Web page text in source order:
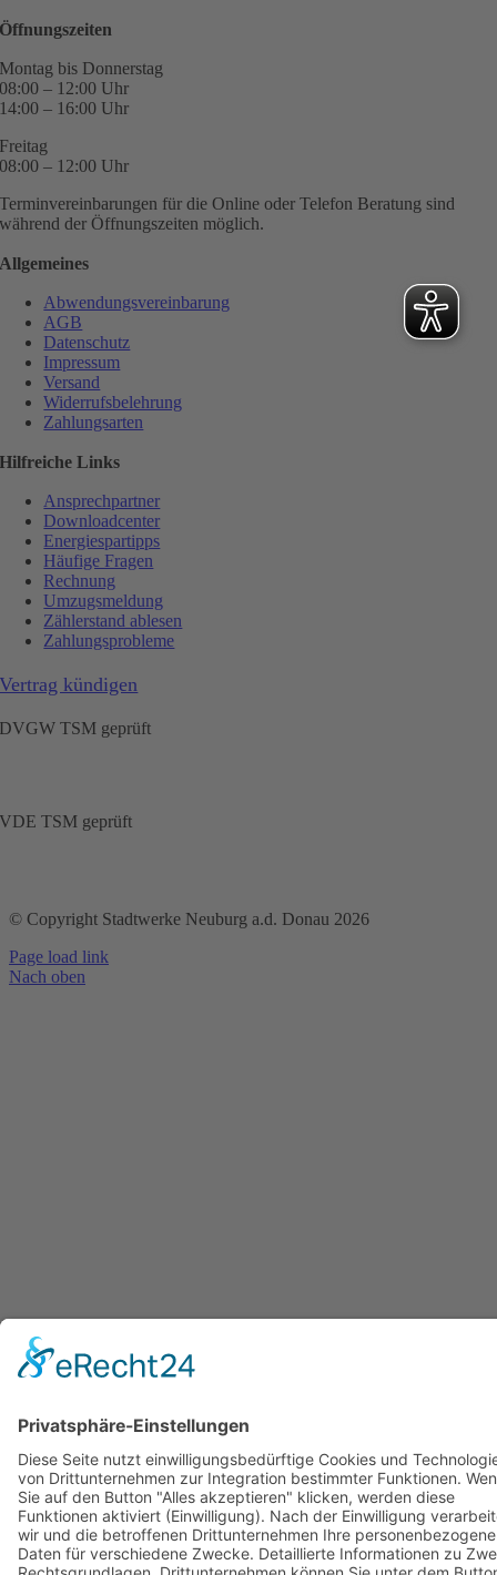
Öffnungszeiten
Montag bis Donnerstag
08:00 – 12:00 Uhr
14:00 – 16:00 Uhr
Freitag
08:00 – 12:00 Uhr
Terminvereinbarungen für die Online oder Telefon Beratung sind
während der Öffnungszeiten möglich.
Allgemeines
Abwendungsvereinbarung
AGB
Datenschutz
Impressum
Versand
Widerrufsbelehrung
Zahlungsarten
Hilfreiche Links
Ansprechpartner
Downloadcenter
Energiespartipps
Häufige Fragen
Rechnung
Umzugsmeldung
Zählerstand ablesen
Zahlungsprobleme
Vertrag kündigen
DVGW TSM geprüft
VDE TSM geprüft
© Copyright Stadtwerke Neuburg a.d. Donau 2026
Page load link
Nach oben